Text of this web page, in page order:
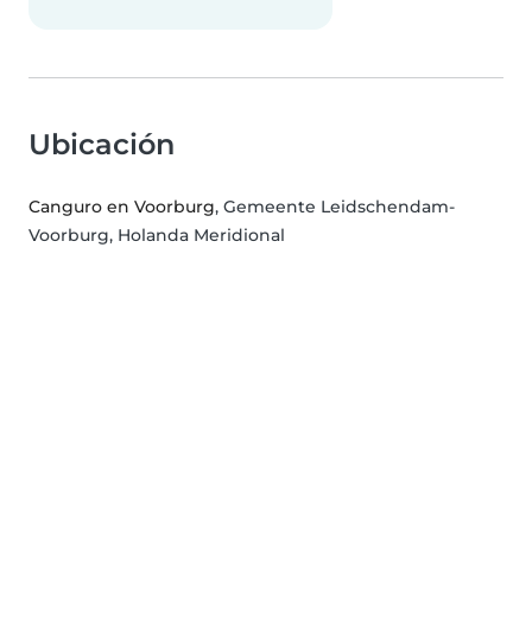
Ubicación
Canguro en Voorburg, Gemeente Leidschendam-
Voorburg, Holanda Meridional